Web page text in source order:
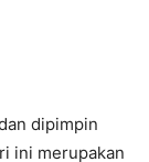
dipimpin
ini merupakan